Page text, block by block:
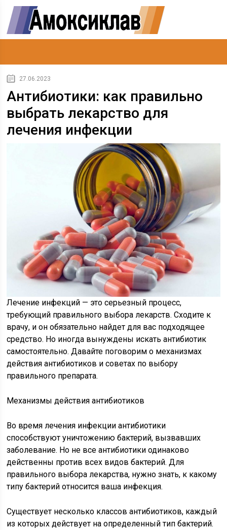
27.06.2023
Антибиотики: как правильно
выбрать лекарство для
лечения инфекции
Лечение инфекций — это серьезный процесс,
требующий правильного выбора лекарств. Сходите к
врачу, и он обязательно найдет для вас подходящее
средство. Но иногда вынуждены искать антибиотик
самостоятельно. Давайте поговорим о механизмах
действия антибиотиков и советах по выбору
правильного препарата.
Механизмы действия антибиотиков
Во время лечения инфекции антибиотики
способствуют уничтожению бактерий, вызвавших
заболевание. Но не все антибиотики одинаково
действенны против всех видов бактерий. Для
правильного выбора лекарства, нужно знать, к какому
типу бактерий относится ваша инфекция.
Существует несколько классов антибиотиков, каждый
из которых действует на определенный тип бактерий.